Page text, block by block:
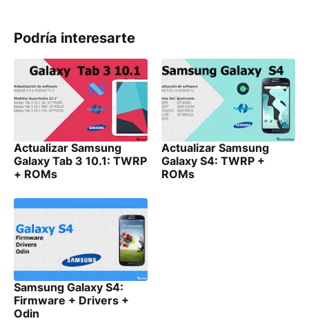
Podría interesarte
Actualizar Samsung
Galaxy Tab 3 10.1: TWRP
+ ROMs
Actualizar Samsung
Galaxy S4: TWRP +
ROMs
Samsung Galaxy S4:
Firmware + Drivers +
Odin